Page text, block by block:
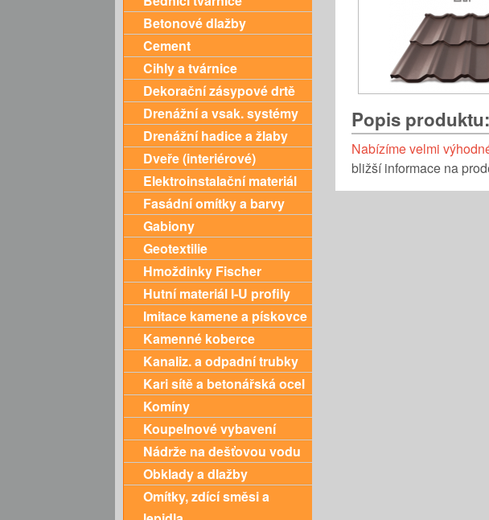
Popis produktu:
Nabízíme velmi
bližší informace na
Betonové dlažby
Cement
Cihly a tvárnice
Dekorační zásypové drtě
Drenážní a vsak. systémy
Drenážní hadice a žlaby
Dveře (interiérové)
Elektroinstalační materiál
Fasádní omítky a barvy
Gabiony
Geotextilie
Hmoždinky Fischer
Hutní materiál I-U profily
Imitace kamene a pískovce
Kamenné koberce
Kanaliz. a odpadní trubky
Kari sítě a betonářská ocel
Komíny
Koupelnové vybavení
Nádrže na dešťovou vodu
Obklady a dlažby
Omítky, zdící směsi a